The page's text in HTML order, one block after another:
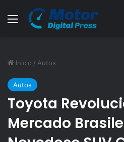
Menú
Inicio / Autos
Autos
Toyota
Mercado